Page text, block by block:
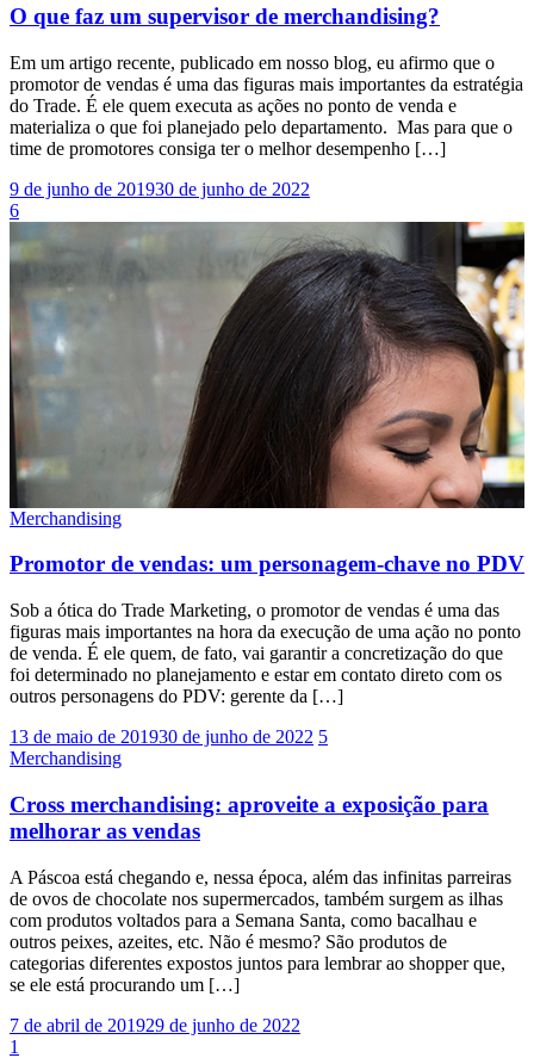
O que faz um supervisor de merchandising?
Em um artigo recente, publicado em nosso blog, eu afirmo que o
promotor de vendas é uma das figuras mais importantes da estratégia
do Trade. É ele quem executa as ações no ponto de venda e
materializa o que foi planejado pelo departamento. Mas para que o
time de promotores consiga ter o melhor desempenho […]
9 de junho de 201930 de junho de 2022
6
Merchandising
Promotor de vendas: um personagem-chave no PDV
Sob a ótica do Trade Marketing, o promotor de vendas é uma das
figuras mais importantes na hora da execução de uma ação no ponto
de venda. É ele quem, de fato, vai garantir a concretização do que
foi determinado no planejamento e estar em contato direto com os
outros personagens do PDV: gerente da […]
13 de maio de 201930 de junho de 2022 5
Merchandising
Cross merchandising: aproveite a exposição para
melhorar as vendas
A Páscoa está chegando e, nessa época, além das infinitas parreiras
de ovos de chocolate nos supermercados, também surgem as ilhas
com produtos voltados para a Semana Santa, como bacalhau e
outros peixes, azeites, etc. Não é mesmo? São produtos de
categorias diferentes expostos juntos para lembrar ao shopper que,
se ele está procurando um […]
7 de abril de 201929 de junho de 2022
1